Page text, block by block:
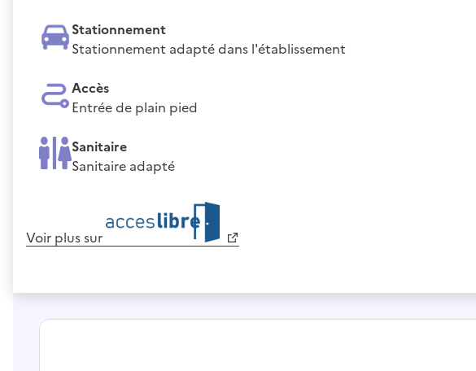
Stationnement
Stationnement adapté dans l'établissement
Accès
Entrée de plain pied
Sanitaire
Sanitaire adapté
Voir plus sur